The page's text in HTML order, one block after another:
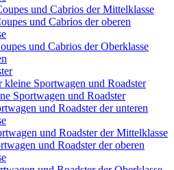
und Cabrios der Mittelklasse
und Cabrios der oberen
und Cabrios der Oberklasse
kleine Sportwagen und Roadster
Sportwagen und Roadster
und Roadster der unteren
und Roadster der Mittelklasse
und Roadster der oberen